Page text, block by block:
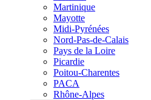
Martinique
Mayotte
Midi-Pyrénées
Nord-Pas-de-Calais
Pays de la Loire
Picardie
Poitou-Charentes
PACA
Rhône-Alpes